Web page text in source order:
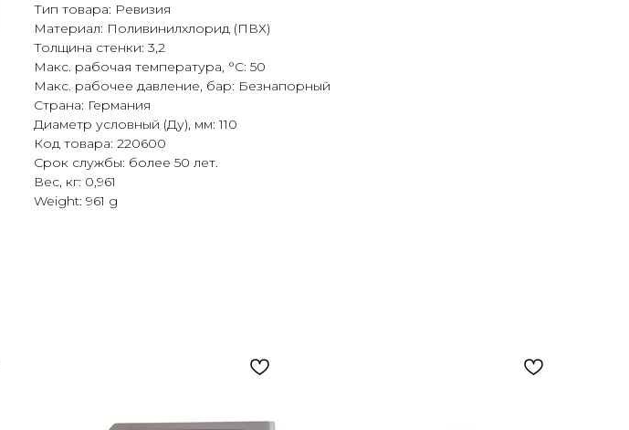
Тип товара: Ревизия
Материал: Поливинилхлорид (ПВХ)
Толщина стенки: 3,2
Макс. рабочая температура, °C: 50
Макс. рабочее давление, бар: Безнапорный
Страна: Германия
Диаметр условный (Ду), мм: 110
Код товара: 220600
Срок службы: более 50 лет.
Вес, кг: 0,961
Weight: 961 g